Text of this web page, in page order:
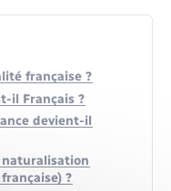
française ?
il Français ?
devient-il
?